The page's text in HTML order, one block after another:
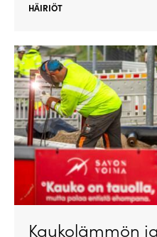
HÄIRIÖT
Kaukolämmön